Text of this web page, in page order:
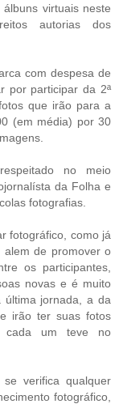
virtuais neste
autorias dos
com despesa de
por participar da 2ª
que irão para a
(em média) por 30
no meio
da Folha e
fotografias.
fotográfico, como já
alem de promover o
os participantes,
novas e é muito
última jornada, a da
irão ter suas fotos
cada um teve no
verifica qualquer
fotográfico,